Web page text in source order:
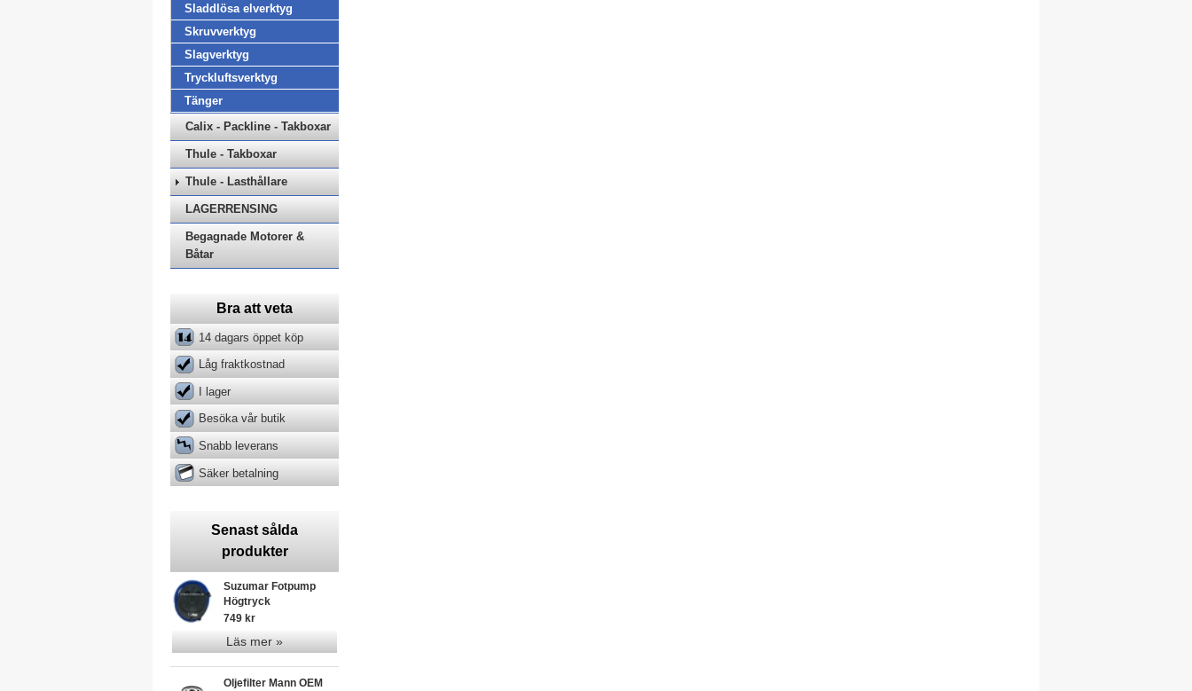
Sladdlösa elverktyg
Skruvverktyg
Slagverktyg
Tryckluftsverktyg
Tänger
Calix - Packline - Takboxar
Thule - Takboxar
Thule - Lasthållare
LAGERRENSING
Begagnade Motorer &
Båtar
Bra att veta
14 dagars öppet köp
Låg fraktkostnad
I lager
Besöka vår butik
Snabb leverans
Säker betalning
Senast sålda
produkter
Suzumar Fotpump
Högtryck
749 kr
Läs mer »
Oljefilter Mann OEM